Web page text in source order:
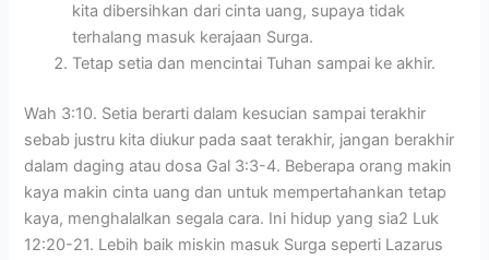
kita dibersihkan dari cinta uang, supaya tidak
terhalang masuk kerajaan Surga.
Tetap setia dan mencintai Tuhan sampai ke akhir.
Wah 3:10. Setia berarti dalam kesucian sampai terakhir
sebab justru kita diukur pada saat terakhir, jangan berakhir
dalam daging atau dosa Gal 3:3-4. Beberapa orang makin
kaya makin cinta uang dan untuk mempertahankan tetap
kaya, menghalalkan segala cara. Ini hidup yang sia2 Luk
12:20-21. Lebih baik miskin masuk Surga seperti Lazarus